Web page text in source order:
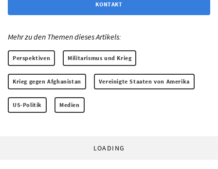
KONTAKT
Mehr zu den Themen dieses Artikels:
Perspektiven Militarismus und Krieg
Krieg gegen Afghanistan Vereinigte Staaten von Amerika
US-Politik Medien
LOADING